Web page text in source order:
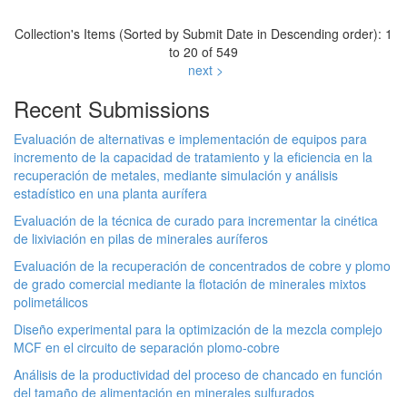
Collection's Items (Sorted by Submit Date in Descending order): 1
to 20 of 549
next >
Recent Submissions
Evaluación de alternativas e implementación de equipos para
incremento de la capacidad de tratamiento y la eficiencia en la
recuperación de metales, mediante simulación y análisis
estadístico en una planta aurífera
Evaluación de la técnica de curado para incrementar la cinética
de lixiviación en pilas de minerales auríferos
Evaluación de la recuperación de concentrados de cobre y plomo
de grado comercial mediante la flotación de minerales mixtos
polimetálicos
Diseño experimental para la optimización de la mezcla complejo
MCF en el circuito de separación plomo-cobre
Análisis de la productividad del proceso de chancado en función
del tamaño de alimentación en minerales sulfurados